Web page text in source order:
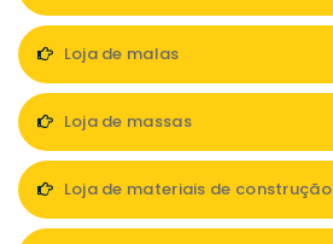
Loja de malas
Loja de massas
Loja de materiais de construção